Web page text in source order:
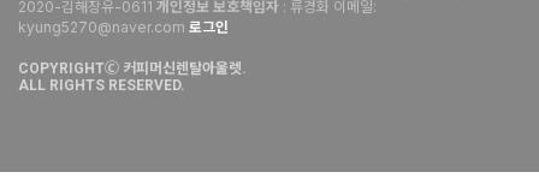
2020-김해장유-0611 개인정보 보호책임자 : 류경화 이메일:
kyung5270@naver.com 로그인
COPYRIGHTⒸ 커피머신렌탈아울렛.
ALL RIGHTS RESERVED.